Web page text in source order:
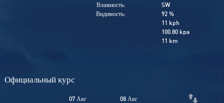
Влажность:
Видимость:
SW
92 %
11 kph
100.80 kpa
11 km
Официальный курс
07 Авг 08 Авг